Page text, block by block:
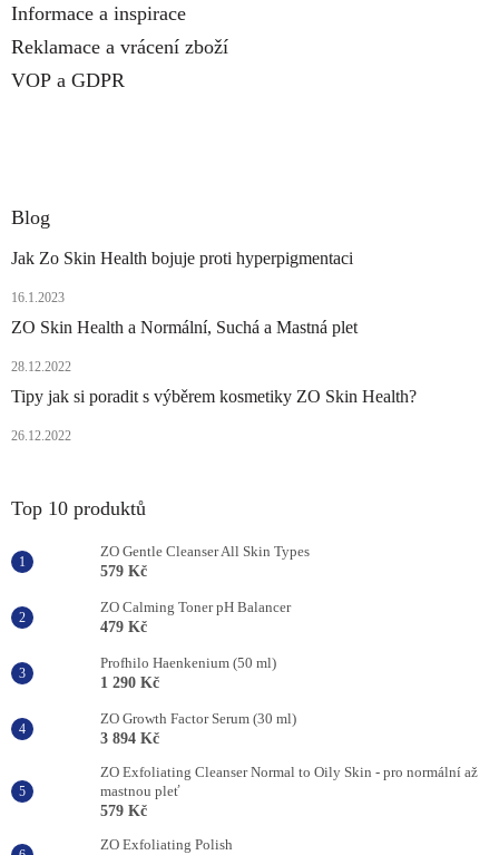
Informace a inspirace
Reklamace a vrácení zboží
VOP a GDPR
Blog
Jak Zo Skin Health bojuje proti hyperpigmentaci
16.1.2023
ZO Skin Health a Normální, Suchá a Mastná plet
28.12.2022
Tipy jak si poradit s výběrem kosmetiky ZO Skin Health?
26.12.2022
Top 10 produktů
ZO Gentle Cleanser All Skin Types
579 Kč
ZO Calming Toner pH Balancer
479 Kč
Profhilo Haenkenium (50 ml)
1 290 Kč
ZO Growth Factor Serum (30 ml)
3 894 Kč
ZO Exfoliating Cleanser Normal to Oily Skin - pro normální až
mastnou pleť
579 Kč
ZO Exfoliating Polish